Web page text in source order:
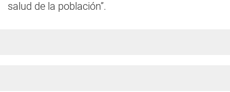
salud de la población”.